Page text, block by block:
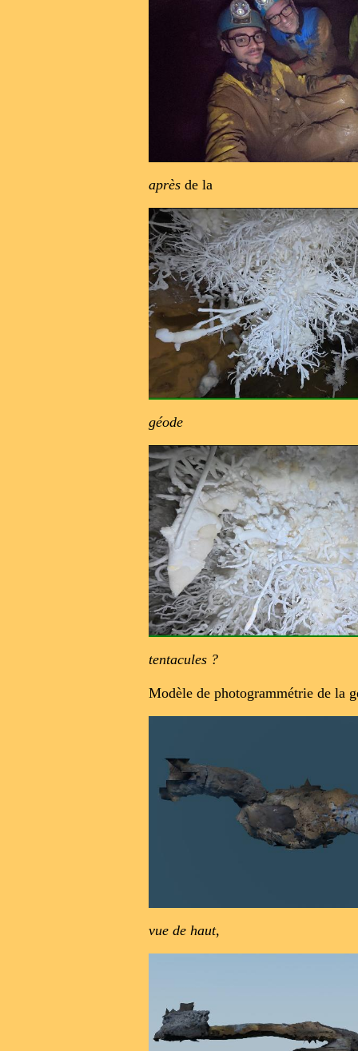
après de la
géode
tentacules ?
Modèle de photogrammétrie de la
vue de haut,